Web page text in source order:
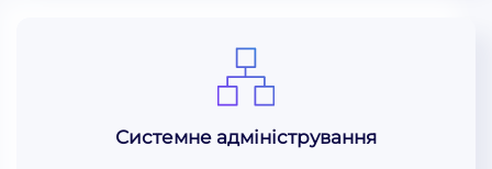
Системне адміністрування